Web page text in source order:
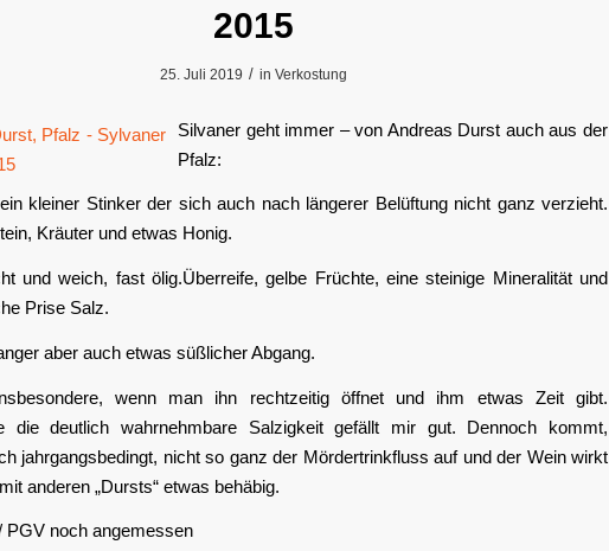
2015
25. Juli 2019 / in Verkostung
Silvaner geht immer – von Andreas Durst auch aus der
Pfalz:
kleiner Stinker der sich auch nach längerer Belüftung nicht ganz verzieht.
Kräuter und etwas Honig.
und weich, fast ölig.Überreife, gelbe Früchte, eine steinige Mineralität und
Prise Salz.
aber auch etwas süßlicher Abgang.
wenn man ihn rechtzeitig öffnet und ihm etwas Zeit gibt.
die deutlich wahrnehmbare Salzigkeit gefällt mir gut. Dennoch kommt,
jahrgangsbedingt, nicht so ganz der Mördertrinkfluss auf und der Wein wirkt
anderen „Dursts“ etwas behäbig.
PGV noch angemessen